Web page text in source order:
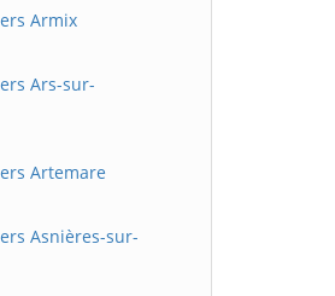
Armix
Ars-sur-
Artemare
Asnières-sur-